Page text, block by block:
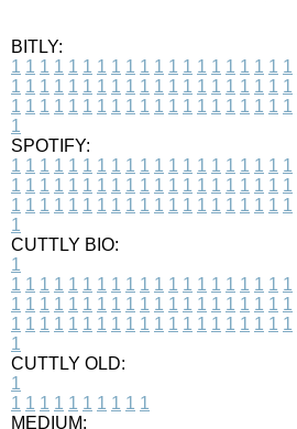
BITLY:
1 1 1 1 1 1 1 1 1 1 1 1 1 1 1 1 1 1 1 1
1 1 1 1 1 1 1 1 1 1 1 1 1 1 1 1 1 1 1 1
1 1 1 1 1 1 1 1 1 1 1 1 1 1 1 1 1 1 1 1
1
SPOTIFY:
1 1 1 1 1 1 1 1 1 1 1 1 1 1 1 1 1 1 1 1
1 1 1 1 1 1 1 1 1 1 1 1 1 1 1 1 1 1 1 1
1 1 1 1 1 1 1 1 1 1 1 1 1 1 1 1 1 1 1 1
1
CUTTLY BIO:
1
1 1 1 1 1 1 1 1 1 1 1 1 1 1 1 1 1 1 1 1
1 1 1 1 1 1 1 1 1 1 1 1 1 1 1 1 1 1 1 1
1 1 1 1 1 1 1 1 1 1 1 1 1 1 1 1 1 1 1 1
1
CUTTLY OLD:
1
1 1 1 1 1 1 1 1 1 1
MEDIUM: